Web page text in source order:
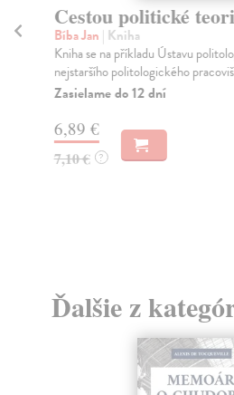
Cestou politické
Bíba Jan | Kniha
Kniha se na příkladu Ústavu
nejstaršího politologického
Zasielame do 12 dní
6,89 €
7,10 € ?
Ďalšie z